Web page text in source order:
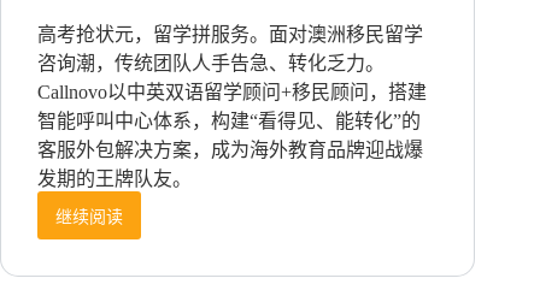
高考抢状元，留学拼服务。面对澳洲移民留学
咨询潮，传统团队人手告急、转化乏力。
Callnovo以中英双语留学顾问+移民顾问，搭建
智能呼叫中心体系，构建“看得见、能转化”的
客服外包解决方案，成为海外教育品牌迎战爆
发期的王牌队友。
继续阅读
高
红